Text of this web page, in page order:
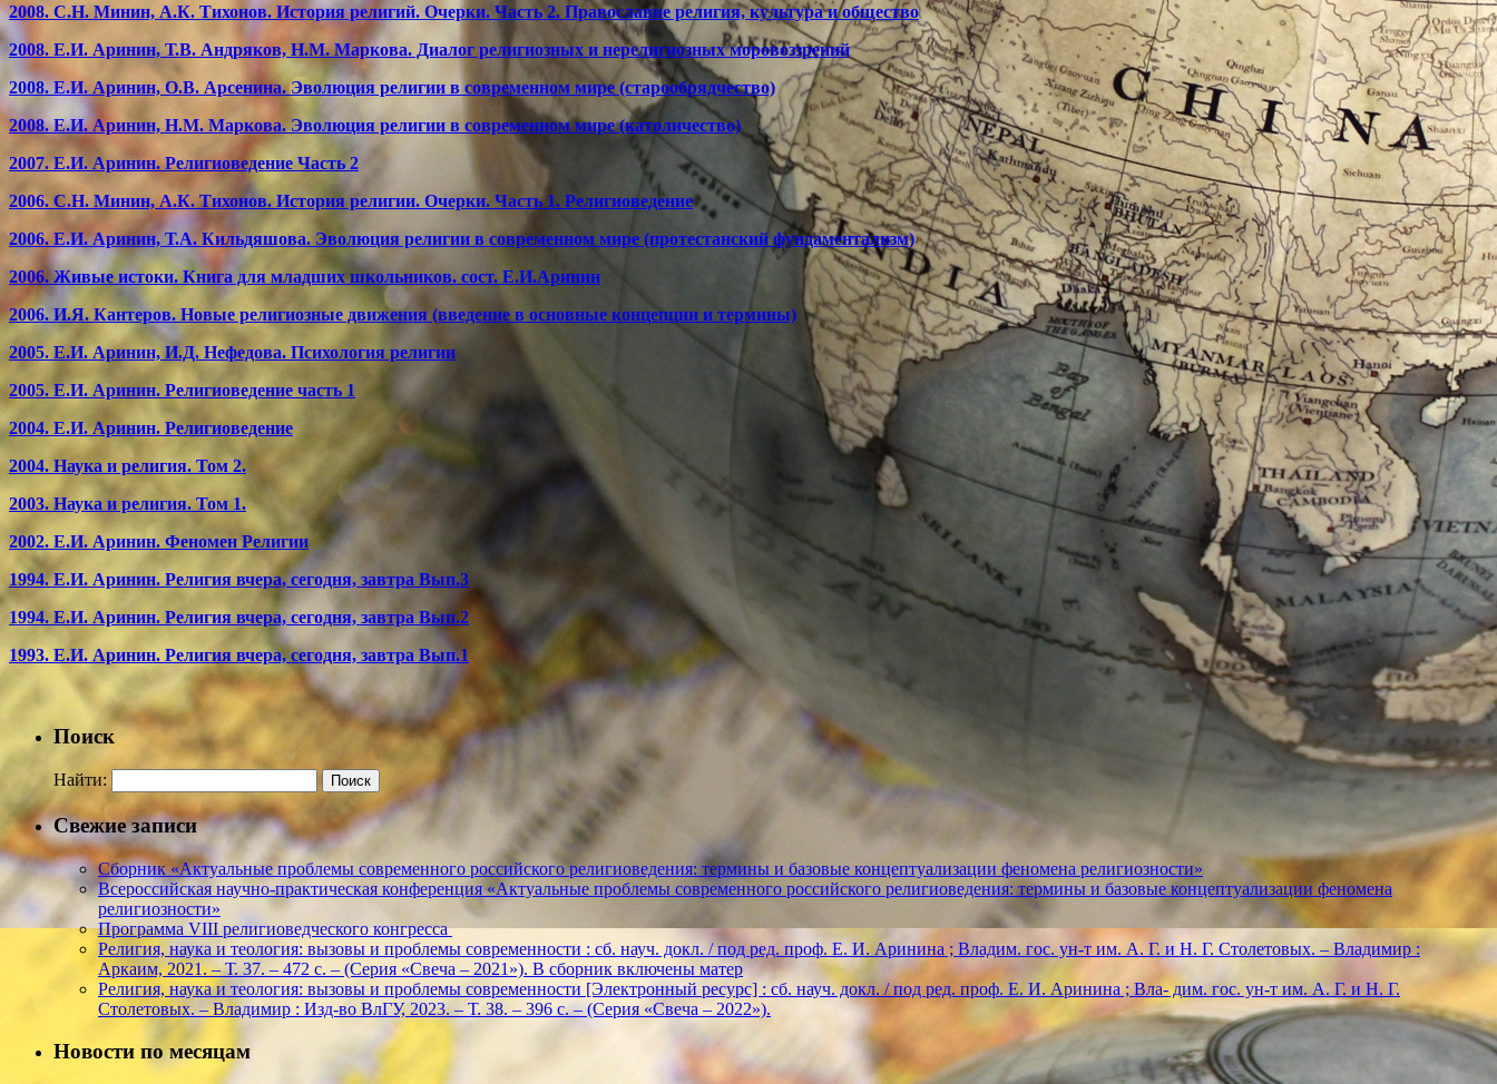
2008. С.Н. Минин, А.К. Тихонов. История религий. Очерки. Часть 2. Православие религия, культура и общество
2008. Е.И. Аринин, Т.В. Андряков, Н.М. Маркова. Диалог религиозных и нерелигиозных моровоззрений
2008. Е.И. Аринин, О.В. Арсенина. Эволюция религии в современном мире (старообрядчество)
2008. Е.И. Аринин, Н.М. Маркова. Эволюция религии в современном мире (католичество)
2007. Е.И. Аринин. Религиоведение Часть 2
2006. С.Н. Минин, А.К. Тихонов. История религии. Очерки. Часть 1. Религиоведение
2006. Е.И. Аринин, Т.А. Кильдяшова. Эволюция религии в современном мире (протестанский фундаментализм)
2006. Живые истоки. Книга для младших школьников. сост. Е.И.Аринин
2006. И.Я. Кантеров. Новые религиозные движения (введение в основные концепции и термины)
2005. Е.И. Аринин, И.Д. Нефедова. Психология религии
2005. Е.И. Аринин. Религиоведение часть 1
2004. Е.И. Аринин. Религиоведение
2004. Наука и религия. Том 2.
2003. Наука и религия. Том 1.
2002. Е.И. Аринин. Феномен Религии
1994. Е.И. Аринин. Религия вчера, сегодня, завтра Вып.3
1994. Е.И. Аринин. Религия вчера, сегодня, завтра Вып.2
1993. Е.И. Аринин. Религия вчера, сегодня, завтра Вып.1
Поиск
Найти:
Свежие записи
Сборник «Актуальные проблемы современного российского религиоведения: термины и базовые концептуализации феномена религиозности»
Всероссийская научно-практическая конференция «Актуальные проблемы современного российского религиоведения: термины и базовые концептуализации феномена
религиозности»
Программа VIII религиоведческого конгресса
Религия, наука и теология: вызовы и проблемы современности : сб. науч. докл. / под ред. проф. Е. И. Аринина ; Владим. гос. ун-т им. А. Г. и Н. Г. Столетовых. – Владимир :
Аркаим, 2021. – Т. 37. – 472 с. – (Серия «Свеча – 2021»). В сборник включены матер
Религия, наука и теология: вызовы и проблемы современности [Электронный ресурс] : сб. науч. докл. / под ред. проф. Е. И. Аринина ; Вла- дим. гос. ун-т им. А. Г. и Н. Г.
Столетовых. – Владимир : Изд-во ВлГУ, 2023. – Т. 38. – 396 с. – (Серия «Свеча – 2022»).
Новости по месяцам